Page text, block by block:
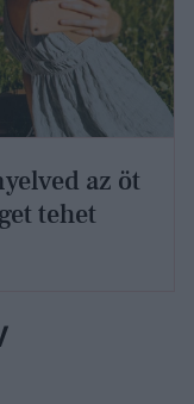
az öt
tehet